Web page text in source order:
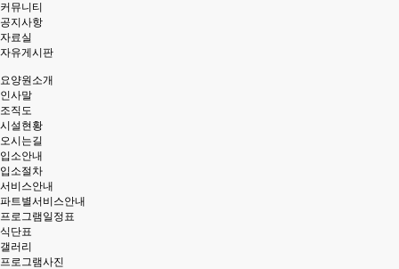
커뮤니티
공지사항
자료실
자유게시판
요양원소개
인사말
조직도
시설현황
오시는길
입소안내
입소절차
서비스안내
파트별서비스안내
프로그램일정표
식단표
갤러리
프로그램사진